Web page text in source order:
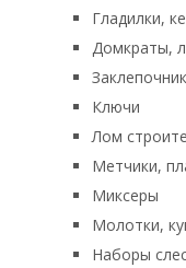
Гладилки,
Домкраты,
Ключи
Лом
Метчики,
Миксеры
Молотки,
Наборы